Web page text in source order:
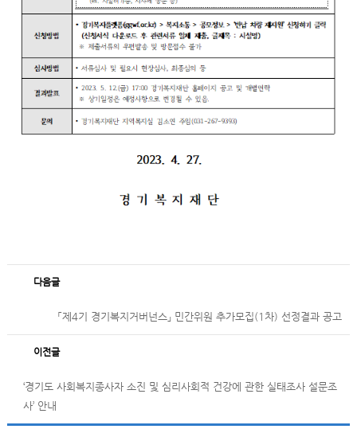
다음글
「제4기 경기복지거버넌스」 민간위원 추가모집(1차) 선정결과 공고
이전글
‘경기도 사회복지종사자 소진 및 심리사회적 건강에 관한 실태조사 설문조
사’ 안내